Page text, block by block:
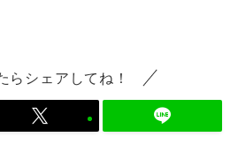
らシェアしてね！